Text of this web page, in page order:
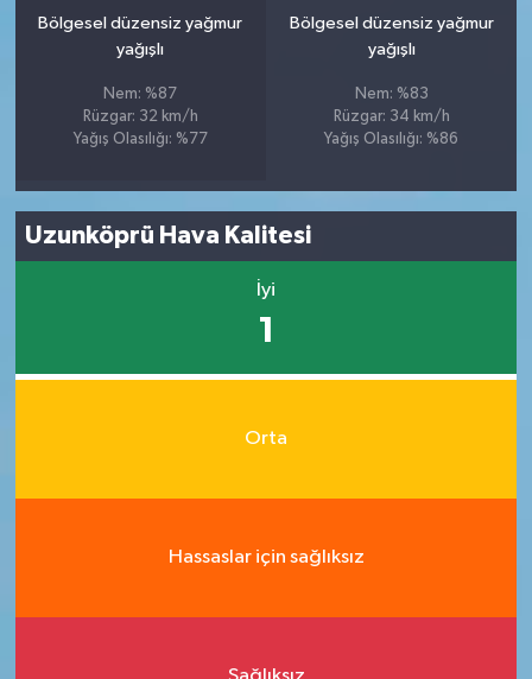
Bölgesel düzensiz yağmur
yağışlı
Nem: %87
Rüzgar: 32 km/h
Yağış Olasılığı: %77
Bölgesel düzensiz yağmur
yağışlı
Nem: %83
Rüzgar: 34 km/h
Yağış Olasılığı: %86
Uzunköprü Hava Kalitesi
İyi
1
Orta
Hassaslar için sağlıksız